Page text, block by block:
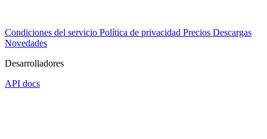
Condiciones del servicio Política de privacidad Precios Descargas
Novedades
Desarrolladores
API docs